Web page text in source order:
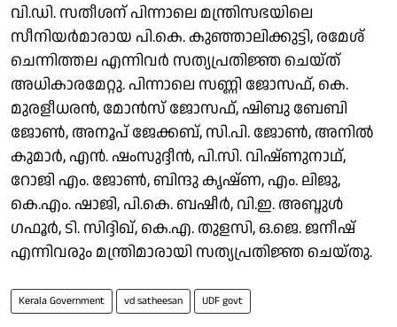
വി.ഡി. സതീശന് പിന്നാലെ മന്ത്രിസഭയിലെ
സീനിയർമാരായ പി.കെ. കുഞ്ഞാലിക്കുട്ടി, രമേശ്
ചെന്നിത്തല എന്നിവർ സത്യപ്രതിജ്ഞ ചെയ്ത്
അധികാരമേറ്റു. പിന്നാലെ സണ്ണി ജോസഫ്, കെ.
മുരളീധരൻ, മോൻസ് ജോസഫ്, ഷിബു ബേബി
ജോൺ, അനൂപ് ജേക്കബ്, സി.പി. ജോൺ, അനിൽ
കുമാർ, എൻ. ഷംസുദ്ദീൻ, പി.സി. വിഷ്ണുനാഥ്,
റോജി എം. ജോൺ, ബിന്ദു കൃഷ്ണ, എം. ലിജു,
കെ.എം. ഷാജി, പി.കെ. ബഷീർ, വി.ഇ. അബ്ദുൾ
ഗഫൂർ, ടി. സിദ്ദിഖ്, കെ.എ. തുളസി, ഒ.ജെ. ജനീഷ്
എന്നിവരും മന്ത്രിമാരായി സത്യപ്രതിജ്ഞ ചെയ്തു.
Kerala Government vd satheesan UDF govt